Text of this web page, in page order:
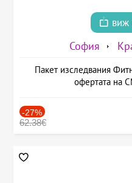
виж
София
Пакет изследвания
офертата на
-27%
62.38€